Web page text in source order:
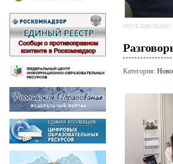
ОПУБЛИКОВАНО
Категория: